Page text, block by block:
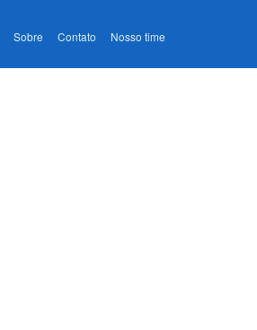
Sobre Contato Nosso time